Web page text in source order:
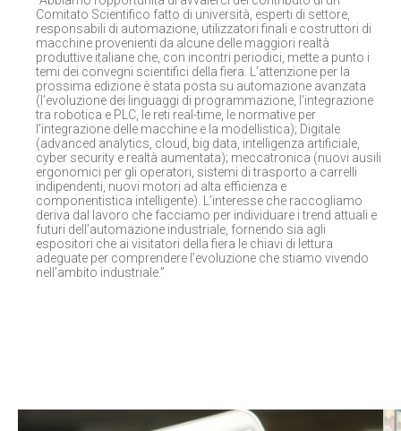
Comitato Scientifico fatto di università, esperti di settore,
responsabili di automazione, utilizzatori finali e costruttori di
macchine provenienti da alcune delle maggiori realtà
produttive italiane che, con incontri periodici, mette a punto i
temi dei convegni scientifici della fiera. L’attenzione per la
prossima edizione è stata posta su automazione avanzata
(l’evoluzione dei linguaggi di programmazione, l’integrazione
tra robotica e PLC, le reti real-time, le normative per
l’integrazione delle macchine e la modellistica); Digitale
(advanced analytics, cloud, big data, intelligenza artificiale,
cyber security e realtà aumentata); meccatronica (nuovi ausili
ergonomici per gli operatori, sistemi di trasporto a carrelli
indipendenti, nuovi motori ad alta efficienza e
componentistica intelligente). L’interesse che raccogliamo
deriva dal lavoro che facciamo per individuare i trend attuali e
futuri dell’automazione industriale, fornendo sia agli
espositori che ai visitatori della fiera le chiavi di lettura
adeguate per comprendere l’evoluzione che stiamo vivendo
nell’ambito industriale.”